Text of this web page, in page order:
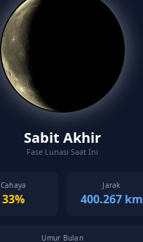
Sabit Akhir
Fase Lunasi Saat Ini
Cahaya
33%
Jarak
400.267 km
Umur Bulan